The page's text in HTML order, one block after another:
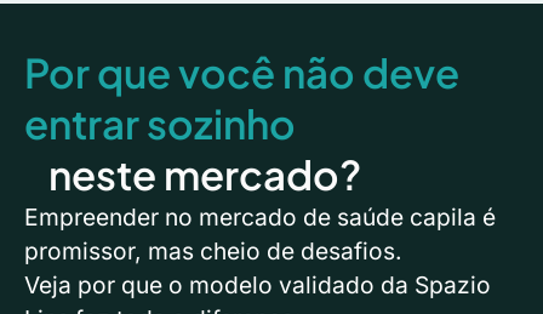
Por que você não deve
entrar sozinho
neste mercado?
Empreender no mercado de saúde capila é
promissor, mas cheio de desafios.
Veja por que o modelo validado da Spazio